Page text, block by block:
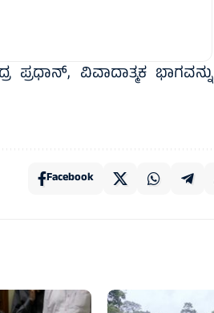
ಪ್ರಧಾನ್‌, ವಿವಾದಾತ್ಮಕ ಭಾಗವನ್ನು
Facebook